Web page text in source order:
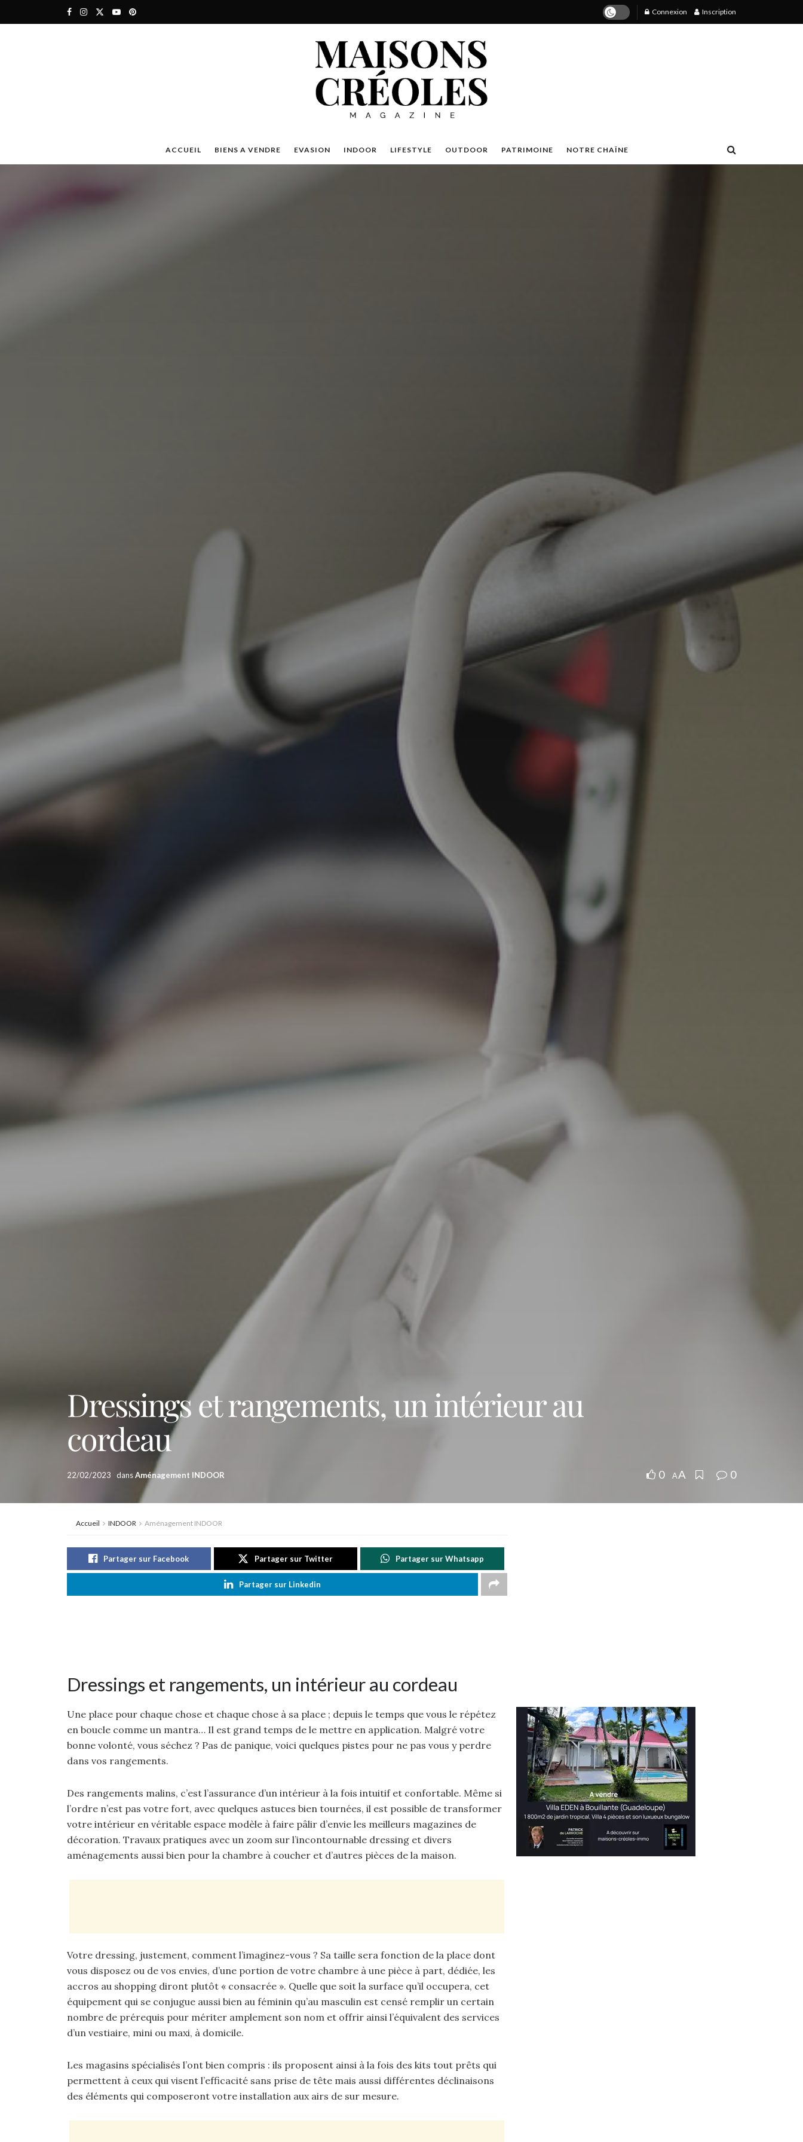
Connexion Inscription
ACCUEIL BIENS A VENDRE EVASION INDOOR LIFESTYLE OUTDOOR PATRIMOINE NOTRE CHAÎNE
Dressings et rangements, un intérieur au
cordeau
22/02/2023 dansAménagement INDOOR 0 AA 0
Accueil INDOOR Aménagement INDOOR
Partager sur Facebook Partager sur Twitter Partager sur Whatsapp
Partager sur Linkedin
Dressings et rangements, un intérieur au cordeau
Une place pour chaque chose et chaque chose à sa place ; depuis le temps que vous le répétez
en boucle comme un mantra… Il est grand temps de le mettre en application. Malgré votre
bonne volonté, vous séchez ? Pas de panique, voici quelques pistes pour ne pas vous y perdre
dans vos rangements.
Des rangements malins, c’est l’assurance d’un intérieur à la fois intuitif et confortable. Même si
l’ordre n’est pas votre fort, avec quelques astuces bien tournées, il est possible de transformer
votre intérieur en véritable espace modèle à faire pâlir d’envie les meilleurs magazines de
décoration. Travaux pratiques avec un zoom sur l’incontournable dressing et divers
aménagements aussi bien pour la chambre à coucher et d’autres pièces de la maison.
Votre dressing, justement, comment l’imaginez-vous ? Sa taille sera fonction de la place dont
vous disposez ou de vos envies, d’une portion de votre chambre à une pièce à part, dédiée, les
accros au shopping diront plutôt « consacrée ». Quelle que soit la surface qu’il occupera, cet
équipement qui se conjugue aussi bien au féminin qu’au masculin est censé remplir un certain
nombre de prérequis pour mériter amplement son nom et offrir ainsi l’équivalent des services
d’un vestiaire, mini ou maxi, à domicile.
Les magasins spécialisés l’ont bien compris : ils proposent ainsi à la fois des kits tout prêts qui
permettent à ceux qui visent l’efficacité sans prise de tête mais aussi différentes déclinaisons
des éléments qui composeront votre installation aux airs de sur mesure.